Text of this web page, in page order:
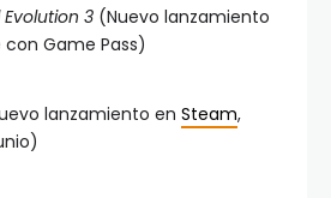
3 (Nuevo lanzamiento
con Game Pass)
lanzamiento en Steam,